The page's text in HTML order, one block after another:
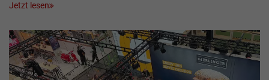
Jetzt lesen